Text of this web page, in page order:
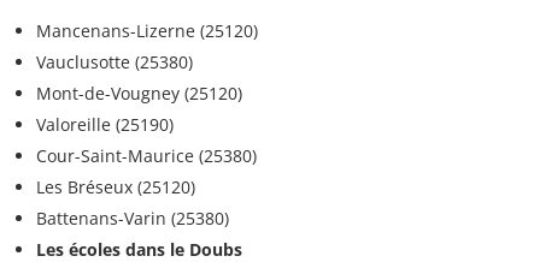
Mancenans-Lizerne (25120)
Vauclusotte (25380)
Mont-de-Vougney (25120)
Valoreille (25190)
Cour-Saint-Maurice (25380)
Les Bréseux (25120)
Battenans-Varin (25380)
Les écoles dans le Doubs